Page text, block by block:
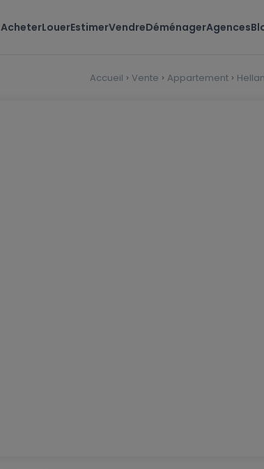
AcheterLouerEstimerVendreDéménagerAgences
Accueil Vente Appartement